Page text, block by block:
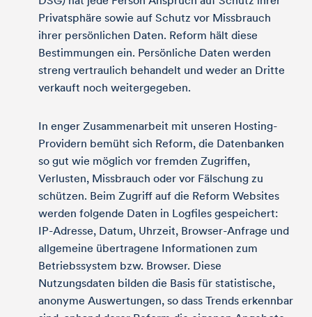
Privatsphäre sowie auf Schutz vor Missbrauch
ihrer persönlichen Daten. Reform hält diese
Bestimmungen ein. Persönliche Daten werden
streng vertraulich behandelt und weder an Dritte
verkauft noch weitergegeben.
In enger Zusammenarbeit mit unseren Hosting-
Providern bemüht sich Reform, die Datenbanken
so gut wie möglich vor fremden Zugriffen,
Verlusten, Missbrauch oder vor Fälschung zu
schützen. Beim Zugriff auf die Reform Websites
werden folgende Daten in Logfiles gespeichert:
IP-Adresse, Datum, Uhrzeit, Browser-Anfrage und
allgemeine übertragene Informationen zum
Betriebssystem bzw. Browser. Diese
Nutzungsdaten bilden die Basis für statistische,
anonyme Auswertungen, so dass Trends erkennbar